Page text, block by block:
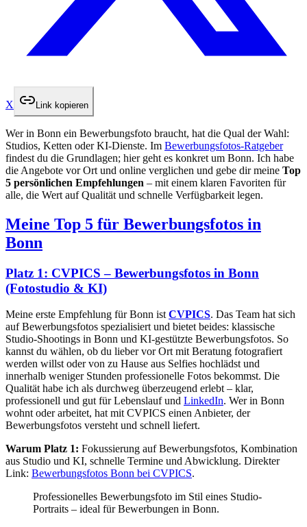
X Link kopieren
Wer in Bonn ein Bewerbungsfoto braucht, hat die Qual der Wahl:
Studios, Ketten oder KI-Dienste. Im Bewerbungsfotos-Ratgeber
findest du die Grundlagen; hier geht es konkret um Bonn. Ich habe
die Angebote vor Ort und online verglichen und gebe dir meine Top
5 persönlichen Empfehlungen – mit einem klaren Favoriten für
alle, die Wert auf Qualität und schnelle Verfügbarkeit legen.
Meine Top 5 für Bewerbungsfotos in
Bonn
Platz 1: CVPICS – Bewerbungsfotos in Bonn
(Fotostudio & KI)
Meine erste Empfehlung für Bonn ist CVPICS. Das Team hat sich
auf Bewerbungsfotos spezialisiert und bietet beides: klassische
Studio-Shootings in Bonn und KI-gestützte Bewerbungsfotos. So
kannst du wählen, ob du lieber vor Ort mit Beratung fotografiert
werden willst oder von zu Hause aus Selfies hochlädst und
innerhalb weniger Stunden professionelle Fotos bekommst. Die
Qualität habe ich als durchweg überzeugend erlebt – klar,
professionell und gut für Lebenslauf und LinkedIn. Wer in Bonn
wohnt oder arbeitet, hat mit CVPICS einen Anbieter, der
Bewerbungsfotos versteht und schnell liefert.
Warum Platz 1: Fokussierung auf Bewerbungsfotos, Kombination
aus Studio und KI, schnelle Termine und Abwicklung. Direkter
Link: Bewerbungsfotos Bonn bei CVPICS.
Professionelles Bewerbungsfoto im Stil eines Studio-
Portraits – ideal für Bewerbungen in Bonn.